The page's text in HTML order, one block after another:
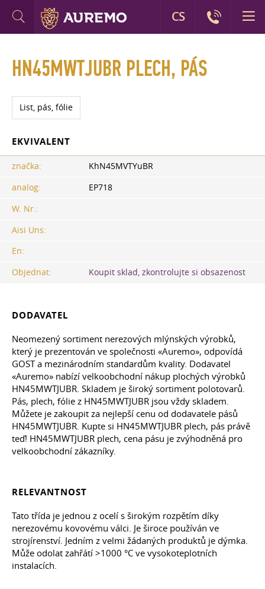
HN45MWTJUBR PLECH, PÁS
List, pás, fólie
EKVIVALENT
značka:
KhN45MVTYuBR
analog:
EP718
W. Nr.:
Aisi Uns:
En:
Objednat:
Koupit sklad, zkontrolujte si obsazenost
DODAVATEL
Neomezený sortiment nerezových mlýnských výrobků,
který je prezentován ve společnosti «Auremo», odpovídá
GOST a mezinárodním standardům kvality. Dodavatel
«Auremo» nabízí velkoobchodní nákup plochých výrobků
HN45MWTJUBR. Skladem je široký sortiment polotovarů.
Pás, plech, fólie z HN45MWTJUBR jsou vždy skladem.
Můžete je zakoupit za nejlepší cenu od dodavatele pásů
HN45MWTJUBR. Kupte si HN45MWTJUBR plech, pás právě
teď! HN45MWTJUBR plech, cena pásu je zvýhodněná pro
velkoobchodní zákazníky.
RELEVANTNOST
Tato třída je jednou z ocelí s širokým rozpětím díky
nerezovému kovovému válci. Je široce používán ve
strojírenství. Jedním z velmi žádaných produktů je dýmka.
Může odolat zahřátí >1000 °C ve vysokoteplotních
instalacích.
CS